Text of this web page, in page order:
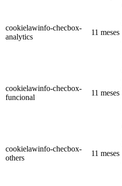
cookielawinfo-checbox-
analytics
11 meses
cookielawinfo-checbox-
funcional
11 meses
cookielawinfo-checbox-
others
11 meses